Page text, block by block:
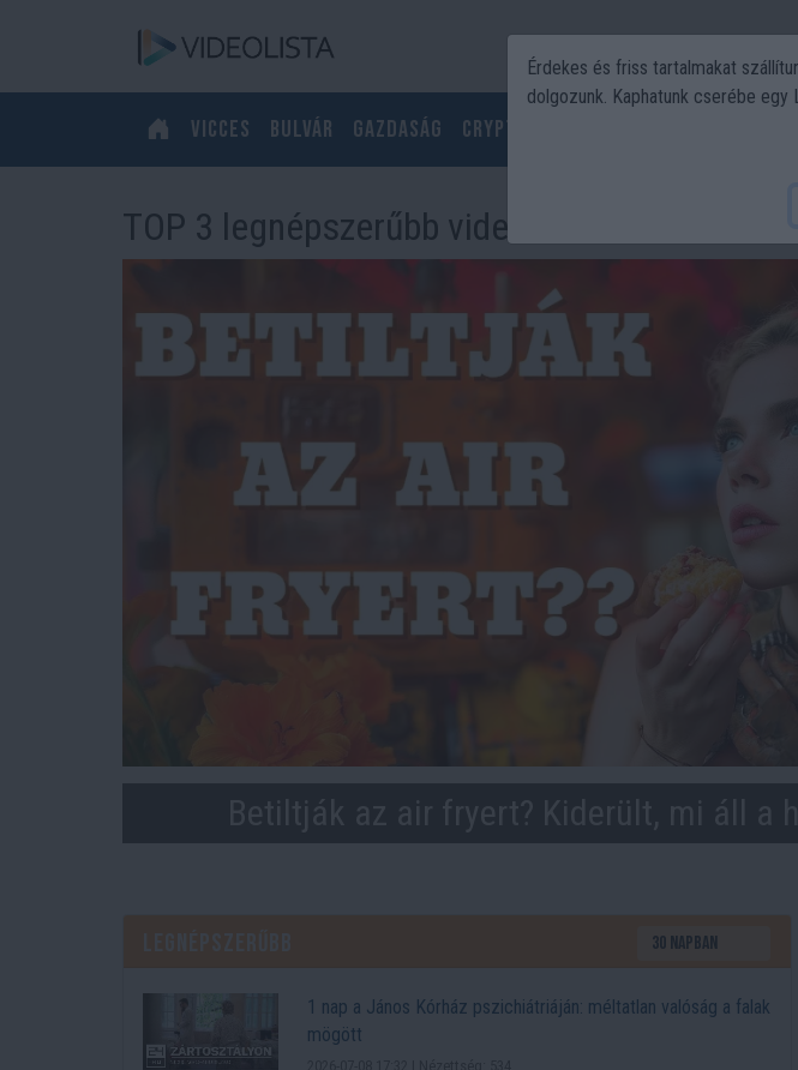
Vicces Bulvár Gazdaság Crypto
TOP 3 legnépszerűbb videó
1 nap a János Kórház pszichiátriáján: méltatlan valóság a falak
mögött
Érdekes és friss tartalmakat
dolgozunk. Kaphatunk cserébe egy